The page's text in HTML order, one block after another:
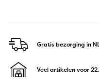
Gratis bezorging in
Veel artikelen voor